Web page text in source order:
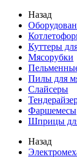
Назад
Куттеры
Мясорубки
Пилы для
Слайсеры
Фаршемесы
Шприцы
Назад